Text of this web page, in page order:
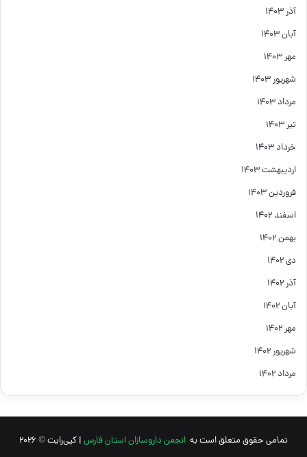
آذر ۱۴۰۳
آبان ۱۴۰۳
مهر ۱۴۰۳
شهریور ۱۴۰۳
مرداد ۱۴۰۳
تیر ۱۴۰۳
خرداد ۱۴۰۳
اردیبهشت ۱۴۰۳
فروردین ۱۴۰۳
اسفند ۱۴۰۲
بهمن ۱۴۰۲
دی ۱۴۰۲
آذر ۱۴۰۲
آبان ۱۴۰۲
مهر ۱۴۰۲
شهریور ۱۴۰۲
مرداد ۱۴۰۲
تمامی حقوق متعلق است به انجمن داروسازان استان فارس | کپی‌رایت © 2026